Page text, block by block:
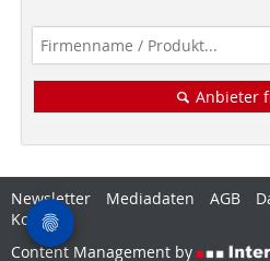
Anbieter
Newsletter Mediadaten AGB
Kontakt
Content Management by